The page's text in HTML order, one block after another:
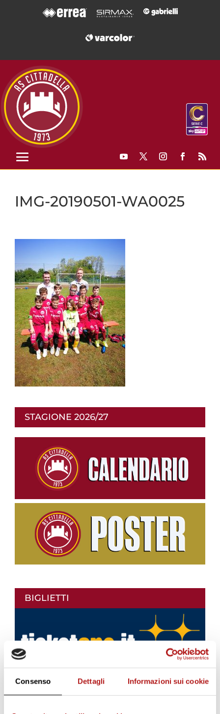
Consenso Dettagli Informazioni sui cookie
IMG-20190501-WA0025
STAGIONE 2026/27
BIGLIETTI